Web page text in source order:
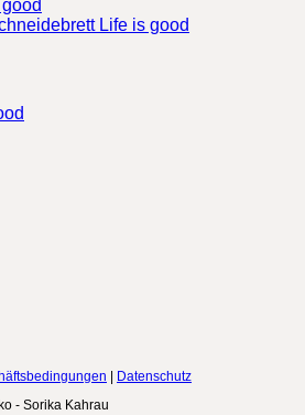
| Datenschutz
- Sorika Kahrau